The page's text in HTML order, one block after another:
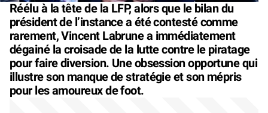
Réélu à la tête de la LFP, alors que le bilan du
président de l’instance a été contesté comme
rarement, Vincent Labrune a immédiatement
dégainé la croisade de la lutte contre le piratage
pour faire diversion. Une obsession opportune qui
illustre son manque de stratégie et son mépris
pour les amoureux de foot.